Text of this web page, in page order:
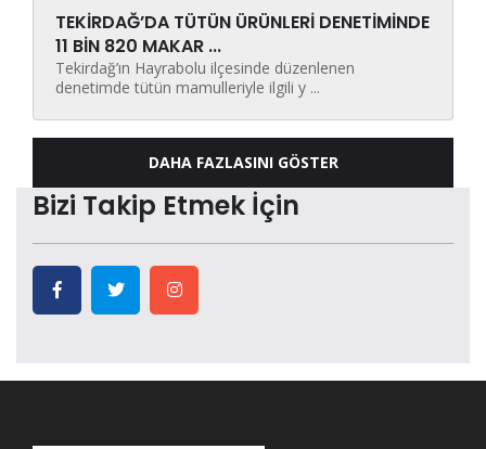
TEKİRDAĞ’DA TÜTÜN ÜRÜNLERİ DENETİMİNDE
11 BİN 820 MAKAR ...
Tekirdağ’ın Hayrabolu ilçesinde düzenlenen
denetimde tütün mamulleriyle ilgili y ...
DAHA FAZLASINI GÖSTER
Bizi Takip Etmek İçin